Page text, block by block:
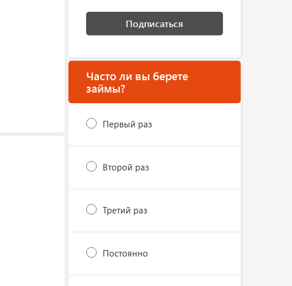
Подписаться
Часто ли вы берете
займы?
Первый раз
Второй раз
Третий раз
Постоянно